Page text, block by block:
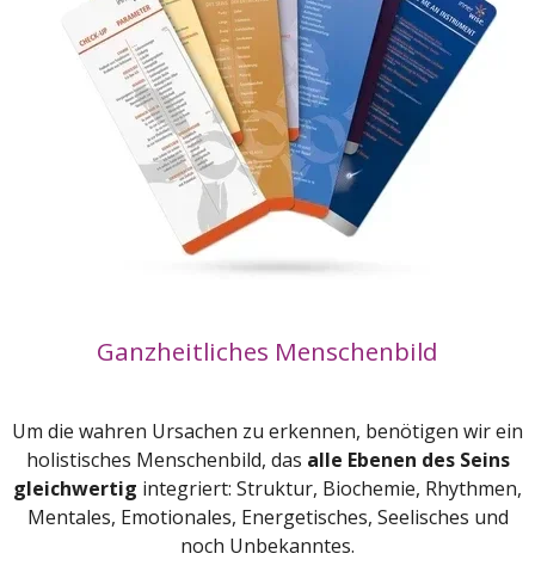
Ganzheitliches Menschenbild
Um die wahren Ursachen zu erkennen, benötigen wir ein
holistisches Menschenbild, das alle Ebenen des Seins
gleichwertig integriert: Struktur, Biochemie, Rhythmen,
Mentales, Emotionales, Energetisches, Seelisches und
noch Unbekanntes.